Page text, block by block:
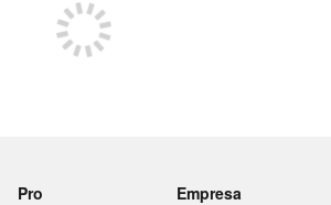
Pro
Empresa